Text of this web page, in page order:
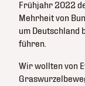
Frühjahr 2022
Mehrheit von
um Deutschland
führen.
Wir wollten von